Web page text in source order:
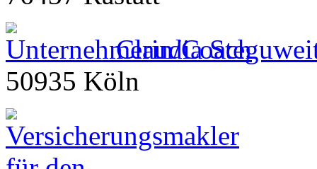
Claudia
50935 Köln